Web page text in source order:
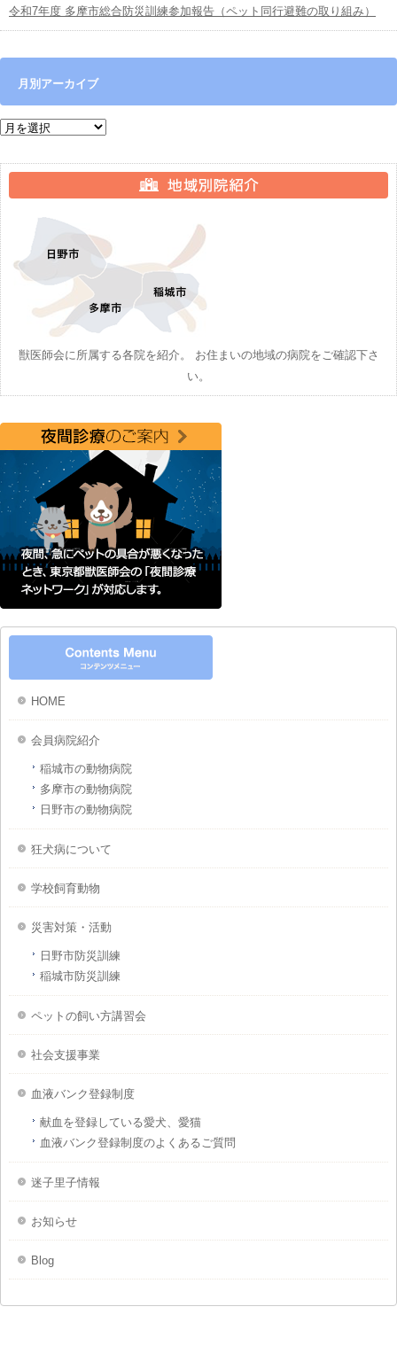
令和7年度 多摩市総合防災訓練参加報告（ペット同行避難の取り組み）
月別アーカイブ
月別アーカイブ
獣医師会に所属する各院を紹介。 お住まいの地域の病院をご確認下さ
い。
HOME
会員病院紹介
稲城市の動物病院
多摩市の動物病院
日野市の動物病院
狂犬病について
学校飼育動物
災害対策・活動
日野市防災訓練
稲城市防災訓練
ペットの飼い方講習会
社会支援事業
血液バンク登録制度
献血を登録している愛犬、愛猫
血液バンク登録制度のよくあるご質問
迷子里子情報
お知らせ
Blog